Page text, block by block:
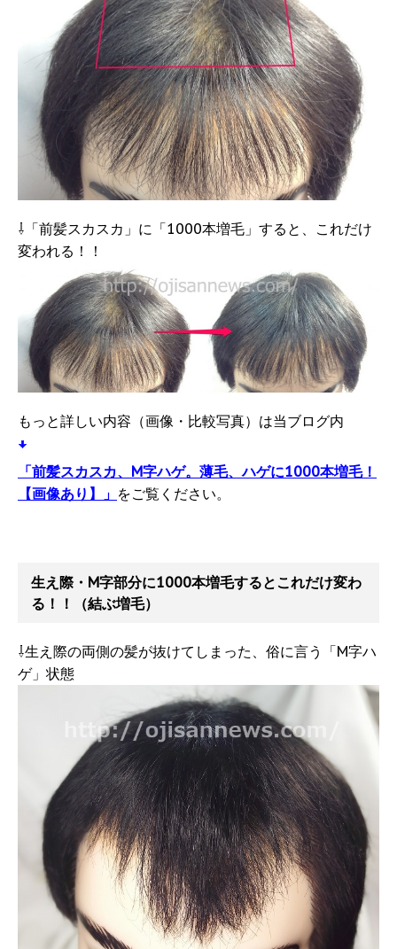
⇩「前髪スカスカ」に「1000本増毛」すると、これだけ
変われる！！
もっと詳しい内容（画像・比較写真）は当ブログ内
「前髪スカスカ、M字ハゲ。薄毛、ハゲに1000本増毛！
【画像あり】」 をご覧ください。
生え際・M字部分に1000本増毛するとこれだけ変わ
る！！（結ぶ増毛）
⇩生え際の両側の髪が抜けてしまった、俗に言う「M字ハ
ゲ」状態